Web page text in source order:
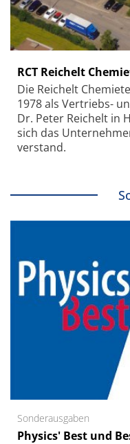
RCT Reichelt
Die Reichelt
1978 als Vertriebs-
Dr. Peter Reichelt in
sich das
verstand.
Sonderausgaben
Physics' Best und